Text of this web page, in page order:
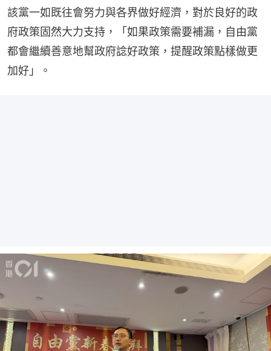
該黨一如既往會努力與各界做好經濟，對於良好的政
府政策固然大力支持，「如果政策需要補漏，自由黨
都會繼續善意地幫政府諗好政策，提醒政策點樣做更
加好」。